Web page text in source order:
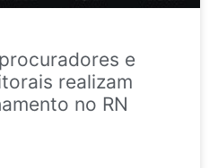
e
realizam
no RN